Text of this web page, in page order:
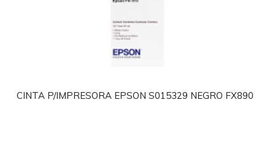
CINTA P/IMPRESORA EPSON S015329 NEGRO FX890